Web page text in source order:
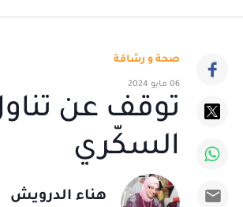
صحة و رشاقة
06 مايو 2024
توقف عن
السكّري
هناء الدرويش